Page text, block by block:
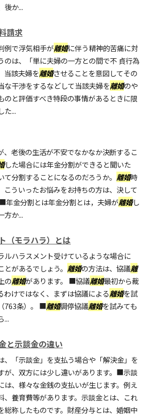
後か...
請求
例で浮気相手が離婚に伴う精神的苦痛に対
のは、「単に夫婦の一方との間で不 貞行為
当該夫婦を離婚させることを意図してその
な干渉をするなどして当該夫婦を離婚のや
のと評価すべき特段の事情があるときに限
た...
、老後の生活が不安でなかなか決断するこ
した場合には年金分割ができると聞いた
分割することになるのだろうか。 離婚時
こういったお悩みをお持ちの方は、決して
年金分割とは年金分割とは，夫婦が離婚し
方か...
（モラハラ）とは
ルハラスメント受けているような場合に
があるでしょう。 離婚の方法は、協議離
の離婚があります。 ■協議離婚最初から裁
わけではなく、まずは協議による離婚を試
763条）。 ■離婚調停協議離婚を試みても
...
と示談金の違い
、「示談金」を支払う場合や「解決金」を
が、双方には少し違いがあります。■示談
は、様々な金銭の支払いが生じます。例え
、養育費等があります。示談金とは、これ
総称したものです。財産分与とは、婚姻中